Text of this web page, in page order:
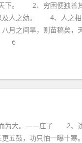
下。 2、穷困便独善
及人之幼。 4、人之相
月之间旱，则苗稿矣，
。 6
而为大。——庄子 2、
五鼓，功只怕一曝十寒